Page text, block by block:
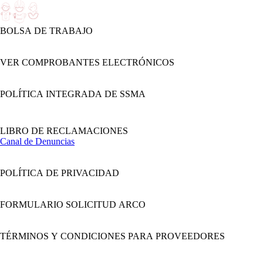
BOLSA DE TRABAJO
VER COMPROBANTES ELECTRÓNICOS
POLÍTICA INTEGRADA DE SSMA
LIBRO DE RECLAMACIONES
Canal de Denuncias
POLÍTICA DE PRIVACIDAD
FORMULARIO SOLICITUD ARCO
TÉRMINOS Y CONDICIONES PARA PROVEEDORES